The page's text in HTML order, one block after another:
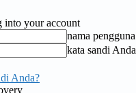
into your account
nama pengguna
kata sandi Anda
Anda?